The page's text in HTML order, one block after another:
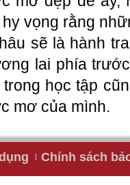
vọng rằng
sẽ là hành
lai phía
học tập
mơ của mình.
Chính sách